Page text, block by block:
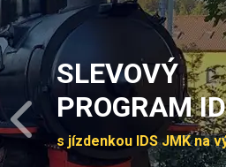
SLEVOVÝ
PROGRAM
s jízdenkou IDS JMK na
Previous